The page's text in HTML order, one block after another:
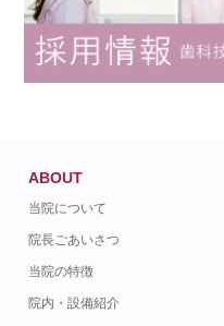
ABOUT
当院について
院長ごあいさつ
当院の特徴
院内・設備紹介